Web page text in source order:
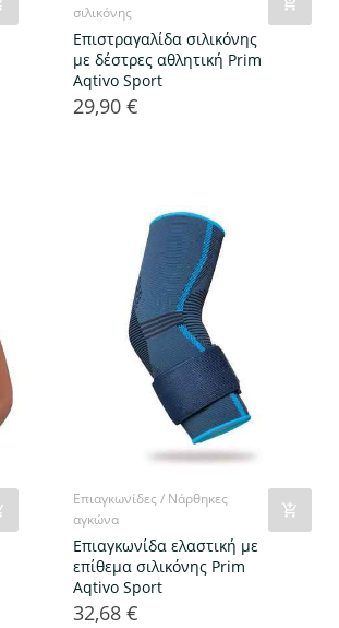
σιλικόνης
Επιστραγαλίδα σιλικόνης
με δέστρες αθλητική Prim
Aqtivo Sport
Τιμή
29,90 €
Επιαγκωνίδες / Νάρθηκες
αγκώνα
Επιαγκωνίδα ελαστική με
επίθεμα σιλικόνης Prim
Aqtivo Sport
Τιμή
32,68 €